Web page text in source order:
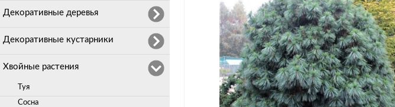
Декоративные деревья
Декоративные кустарники
Хвойные растения
Туя
Сосна